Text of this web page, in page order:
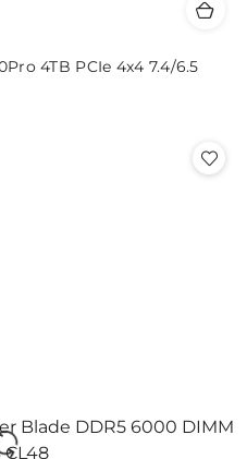
4TB PCIe 4x4 7.4/6.5